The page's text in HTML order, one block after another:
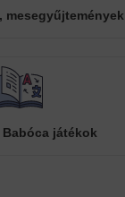
mesegyűjtemények
játékok